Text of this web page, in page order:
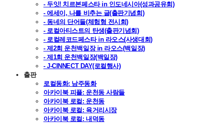
- 두잇! 치르본페스타 in 인도네시아(성과공유회)
- 에세이, 나를 비추는 글(출판기념회)
- 동네의 단어들(체험형 전시회)
- 로컬아티스트의 탄생(출판기념회)
- 로컬레코드페스타 in 라오스(사생대회)
- 제2회 운천백일장 in 라오스(백일장)
- 제1회 운천백일장(백일장)
- J-CINNECT DAY(로컬행사)
출판
로컬동화: 남주동화
아카이북 피플: 운천동 사람들
아카이북 로컬: 운천동
아카이북 로컬: 육거리시장
아카이북 로컬: 내덕동